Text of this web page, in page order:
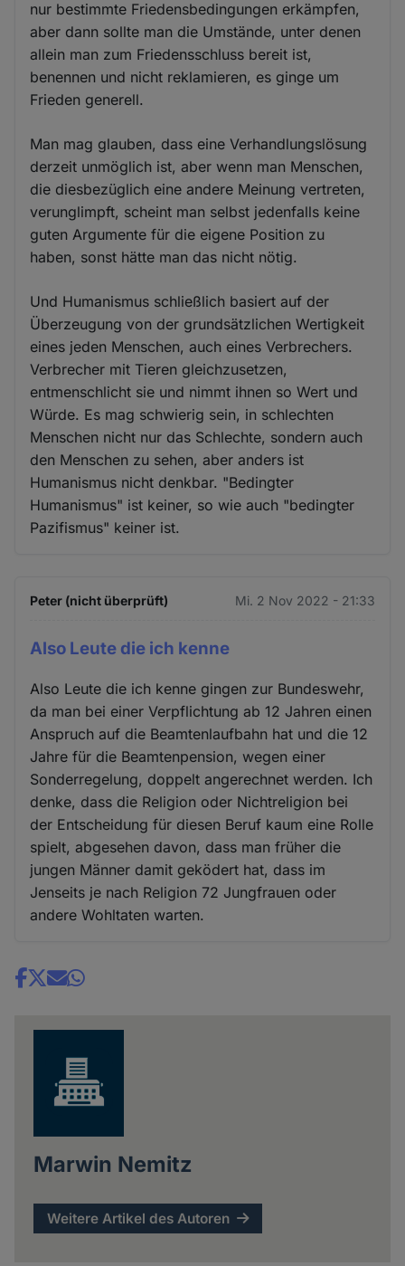
nur bestimmte Friedensbedingungen erkämpfen,
aber dann sollte man die Umstände, unter denen
allein man zum Friedensschluss bereit ist,
benennen und nicht reklamieren, es ginge um
Frieden generell.
Man mag glauben, dass eine Verhandlungslösung
derzeit unmöglich ist, aber wenn man Menschen,
die diesbezüglich eine andere Meinung vertreten,
verunglimpft, scheint man selbst jedenfalls keine
guten Argumente für die eigene Position zu
haben, sonst hätte man das nicht nötig.
Und Humanismus schließlich basiert auf der
Überzeugung von der grundsätzlichen Wertigkeit
eines jeden Menschen, auch eines Verbrechers.
Verbrecher mit Tieren gleichzusetzen,
entmenschlicht sie und nimmt ihnen so Wert und
Würde. Es mag schwierig sein, in schlechten
Menschen nicht nur das Schlechte, sondern auch
den Menschen zu sehen, aber anders ist
Humanismus nicht denkbar. "Bedingter
Humanismus" ist keiner, so wie auch "bedingter
Pazifismus" keiner ist.
Peter (nicht überprüft) Mi. 2 Nov 2022 - 21:33
Also Leute die ich kenne
Also Leute die ich kenne gingen zur Bundeswehr,
da man bei einer Verpflichtung ab 12 Jahren einen
Anspruch auf die Beamtenlaufbahn hat und die 12
Jahre für die Beamtenpension, wegen einer
Sonderregelung, doppelt angerechnet werden. Ich
denke, dass die Religion oder Nichtreligion bei
der Entscheidung für diesen Beruf kaum eine Rolle
spielt, abgesehen davon, dass man früher die
jungen Männer damit geködert hat, dass im
Jenseits je nach Religion 72 Jungfrauen oder
andere Wohltaten warten.
Share
Marwin Nemitz
Weitere Artikel des Autoren